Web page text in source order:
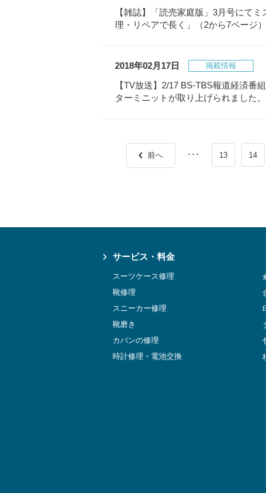
【雑誌】「読売家庭版」3月号にて
理・リペアで長く」（2から7ページ）
2018年02月17日 掲載情報
【TV放送】2/17 BS-TBS報道経済番
ターミニットが取り上げられました。
前へ ･･･ 13 14
サービス・料金
スーツケース修理
靴修理
スニーカー修理
靴磨き
カバンの修理
時計修理・電池交換